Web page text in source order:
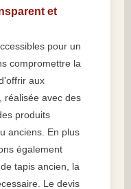
et
pour un
compromettre la
aux
réalisée avec des
produits
anciens. En plus
également
tapis ancien, la
Le devis